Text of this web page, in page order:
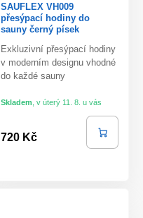
SAUFLEX VH009
přesýpací hodiny do
sauny černý písek
Exkluzivní přesýpací hodiny
v moderním designu vhodné
do každé sauny
Skladem v úterý 11. 8. u vás
720 Kč